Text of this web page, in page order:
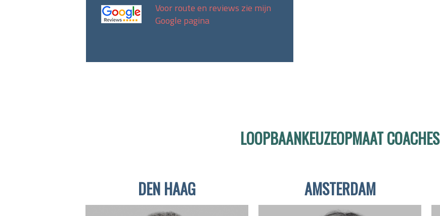
Voor route en reviews zie mijn
Google pagina
LOOPBAANKEUZEOPMAAT COACHES
DEN HAAG AMSTERDAM